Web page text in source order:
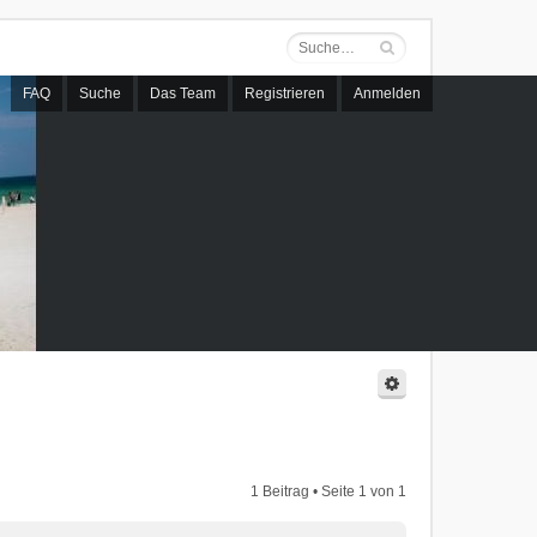
FAQ Suche Das Team Registrieren Anmelden
1 Beitrag • Seite 1 von 1